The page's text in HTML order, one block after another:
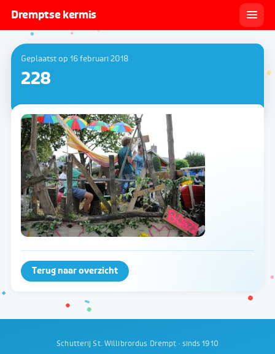
Dremptse kermis
Geplaatst op 16 februari 2018
228
Terug naar overzicht
Schutterij St. Willibrordus Drempt · sinds 1910